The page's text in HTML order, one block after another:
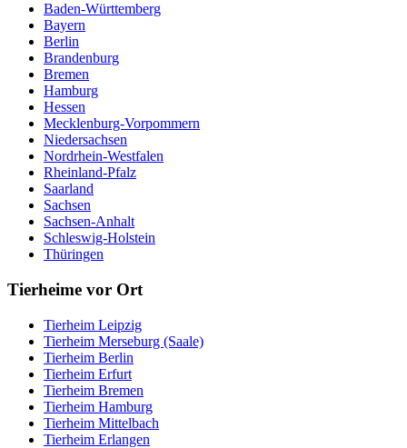
Baden-Württemberg
Bayern
Berlin
Brandenburg
Bremen
Hamburg
Hessen
Mecklenburg-Vorpommern
Niedersachsen
Nordrhein-Westfalen
Rheinland-Pfalz
Saarland
Sachsen
Sachsen-Anhalt
Schleswig-Holstein
Thüringen
Tierheime vor Ort
Tierheim Leipzig
Tierheim Merseburg (Saale)
Tierheim Berlin
Tierheim Erfurt
Tierheim Bremen
Tierheim Hamburg
Tierheim Mittelbach
Tierheim Erlangen